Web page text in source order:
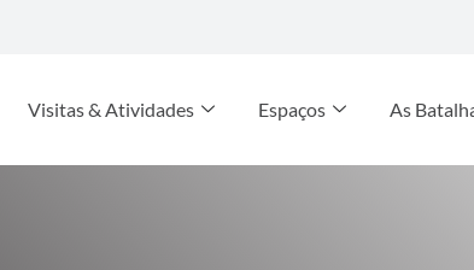
Visitas & Atividades Espaços As